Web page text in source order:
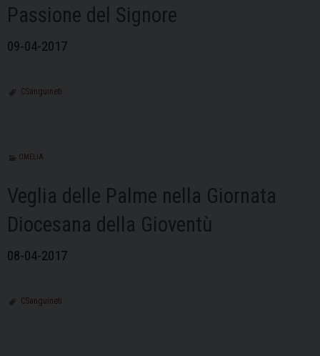
Passione del Signore
09-04-2017
CSanguineti
OMELIA
Veglia delle Palme nella Giornata
Diocesana della Gioventù
08-04-2017
CSanguineti